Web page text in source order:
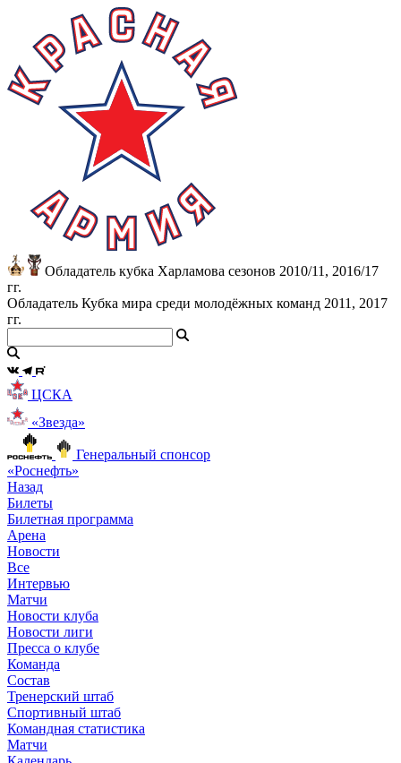
Обладатель кубка Харламова сезонов 2010/11, 2016/17
гг.
Обладатель Кубка мира среди молодёжных команд 2011, 2017
гг.
ЦСКА
«Звезда»
Генеральный спонсор
«Роснефть»
Назад
Билеты
Билетная программа
Арена
Новости
Все
Интервью
Матчи
Новости клуба
Новости лиги
Пресса о клубе
Команда
Состав
Тренерский штаб
Спортивный штаб
Командная статистика
Матчи